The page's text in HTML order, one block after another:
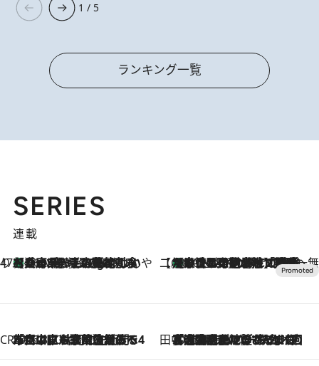
1 / 5
ランキング一覧
SERIES
連載
47都道府県の手みやげ ひんやりスイーツで夏を満喫
46 Minutes Ago
【兵庫県】この夏絶対食べたい 冷やしておいしいおやつ3選 淡路島の恵みをジェラートに集約 【CREA×星野リゾート】唯一無二。癒しと発見が待つ場所へ
2026.8.7
【トンボの足水浴】ヒノキの香りに包まれて涼感マックス！約13℃の湧水かけ流しを避暑地「星野温泉 トンボの湯」で体験
CREA'S CHOICE
2026.8.7
「立川にも歌舞伎があるんだよ」 片岡仁左衛門・市川中車ら豪華座組みで4年目の立川立飛歌舞伎へ 田中稲の勝手に再ブーム
2026.8.7
「湘南乃風に憧れて」観客大盛上がりの“タオル回し”に、ラッパー顔負けの高速歌唱まで…さだまさし（74）のアグレッシブすぎる現在地